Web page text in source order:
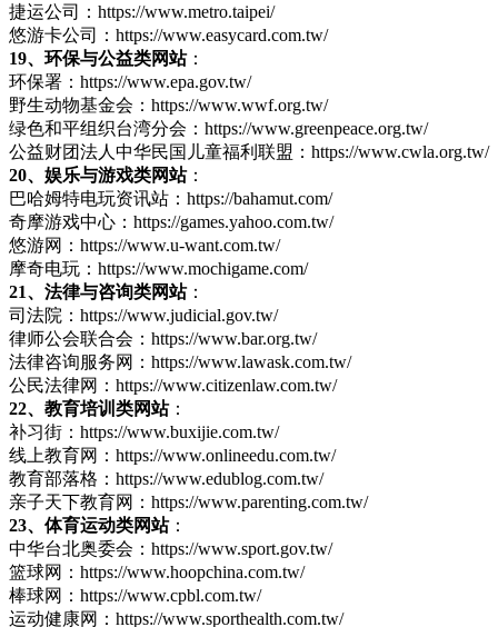
捷运公司：https://www.metro.taipei/
悠游卡公司：https://www.easycard.com.tw/
19、环保与公益类网站：
环保署：https://www.epa.gov.tw/
野生动物基金会：https://www.wwf.org.tw/
绿色和平组织台湾分会：https://www.greenpeace.org.tw/
公益财团法人中华民国儿童福利联盟：https://www.cwla.org.tw/
20、娱乐与游戏类网站：
巴哈姆特电玩资讯站：https://bahamut.com/
奇摩游戏中心：https://games.yahoo.com.tw/
悠游网：https://www.u-want.com.tw/
摩奇电玩：https://www.mochigame.com/
21、法律与咨询类网站：
司法院：https://www.judicial.gov.tw/
律师公会联合会：https://www.bar.org.tw/
法律咨询服务网：https://www.lawask.com.tw/
公民法律网：https://www.citizenlaw.com.tw/
22、教育培训类网站：
补习街：https://www.buxijie.com.tw/
线上教育网：https://www.onlineedu.com.tw/
教育部落格：https://www.edublog.com.tw/
亲子天下教育网：https://www.parenting.com.tw/
23、体育运动类网站：
中华台北奥委会：https://www.sport.gov.tw/
篮球网：https://www.hoopchina.com.tw/
棒球网：https://www.cpbl.com.tw/
运动健康网：https://www.sporthealth.com.tw/